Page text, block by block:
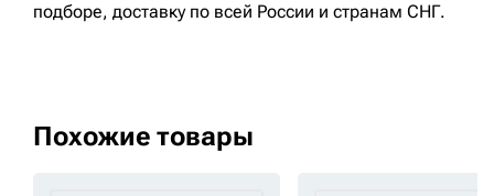
подборе, доставку по всей России и странам СНГ.
Похожие товары